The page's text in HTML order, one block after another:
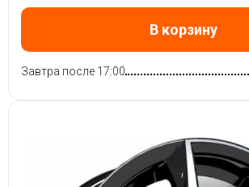
В корзину
Завтра после 17:00